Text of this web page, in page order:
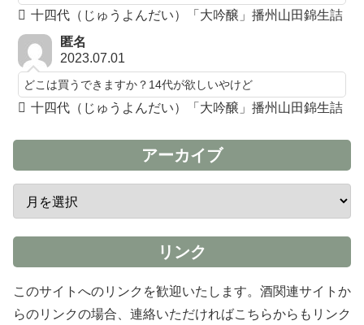
十四代（じゅうよんだい）「大吟醸」播州山田錦生詰
匿名
2023.07.01
どこは買うできますか？14代が欲しいやけど
十四代（じゅうよんだい）「大吟醸」播州山田錦生詰
アーカイブ
リンク
このサイトへのリンクを歓迎いたします。酒関連サイトか
らのリンクの場合、連絡いただければこちらからもリンク